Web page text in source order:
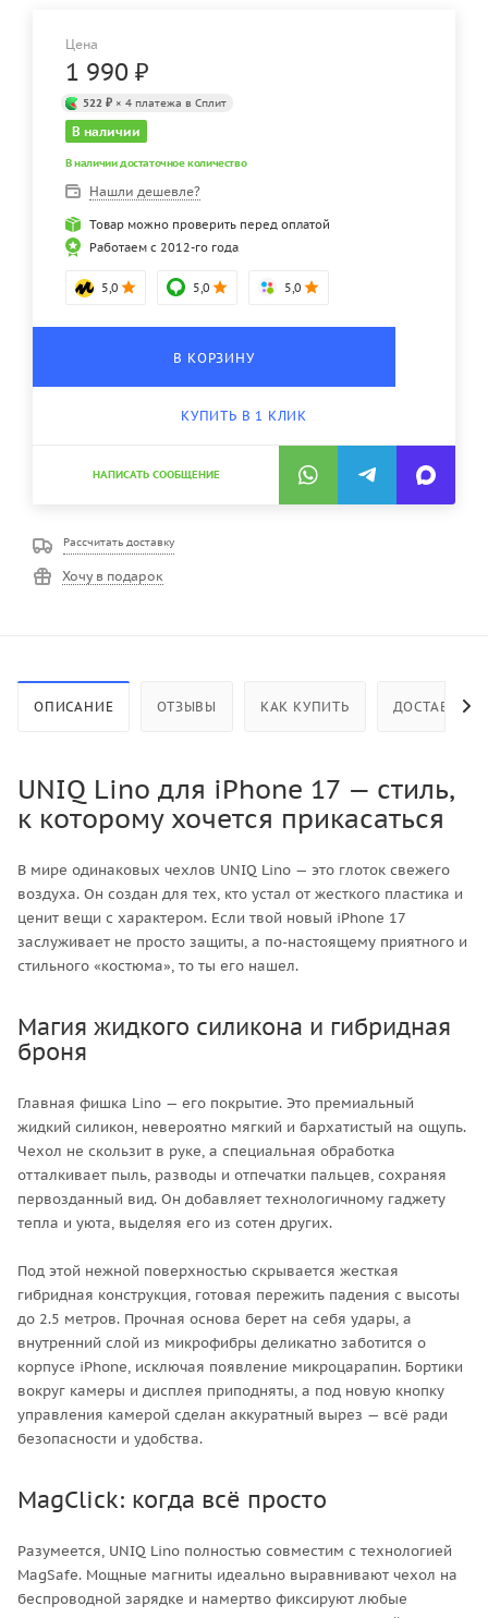
Цена
1 990 ₽
522 ₽ × 4 платежа в Сплит
В наличии
В наличии достаточное количество
Нашли дешевле?
Товар можно проверить перед оплатой
Работаем с 2012-го года
5,0 5,0 5,0
В КОРЗИНУ
КУПИТЬ В 1 КЛИК
НАПИСАТЬ СООБЩЕНИЕ
Рассчитать доставку
Хочу в подарок
ОПИСАНИЕ ОТЗЫВЫ КАК КУПИТЬ ДОСТАВКА
UNIQ Lino для iPhone 17 — стиль,
к которому хочется прикасаться
В мире одинаковых чехлов UNIQ Lino — это глоток свежего
воздуха. Он создан для тех, кто устал от жесткого пластика и
ценит вещи с характером. Если твой новый iPhone 17
заслуживает не просто защиты, а по-настоящему приятного и
стильного «костюма», то ты его нашел.
Магия жидкого силикона и гибридная
броня
Главная фишка Lino — его покрытие. Это премиальный
жидкий силикон, невероятно мягкий и бархатистый на ощупь.
Чехол не скользит в руке, а специальная обработка
отталкивает пыль, разводы и отпечатки пальцев, сохраняя
первозданный вид. Он добавляет технологичному гаджету
тепла и уюта, выделяя его из сотен других.
Под этой нежной поверхностью скрывается жесткая
гибридная конструкция, готовая пережить падения с высоты
до 2.5 метров. Прочная основа берет на себя удары, а
внутренний слой из микрофибры деликатно заботится о
корпусе iPhone, исключая появление микроцарапин. Бортики
вокруг камеры и дисплея приподняты, а под новую кнопку
управления камерой сделан аккуратный вырез — всё ради
безопасности и удобства.
MagClick: когда всё просто
Разумеется, UNIQ Lino полностью совместим с технологией
MagSafe. Мощные магниты идеально выравнивают чехол на
беспроводной зарядке и намертво фиксируют любые